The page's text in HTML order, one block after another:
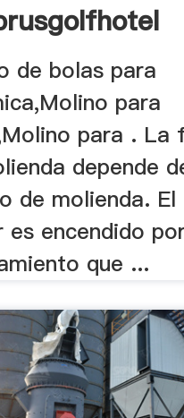
de bolas para
para
para . La
depende
de molienda. El
es encendido
que ...